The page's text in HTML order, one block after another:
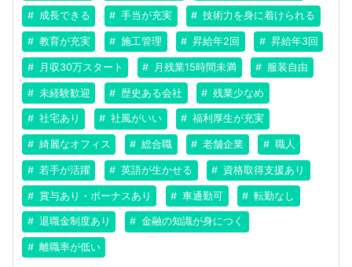
成長できる 手当が充実 技術力を身に着けられる
教育が充実 施工管理 昇給年2回 昇給年3回
月収30万スタート 月残業15時間未満 服装自由
未経験歓迎 歴史ある会社 残業少なめ
社宅あり 社風がいい 福利厚生が充実
綺麗なオフィス 総合職 老舗企業 職人
若手が活躍 英語が生かせる 資格取得支援あり
賞与あり・ボーナスあり 車通勤可 転勤なし
退職金制度あり 金融の知識が身につく
離職率が低い